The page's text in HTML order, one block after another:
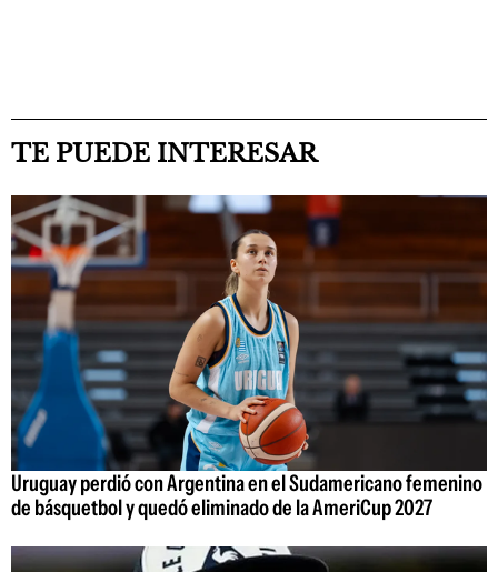
TE PUEDE INTERESAR
Uruguay perdió con Argentina en el Sudamericano femenino
de básquetbol y quedó eliminado de la AmeriCup 2027